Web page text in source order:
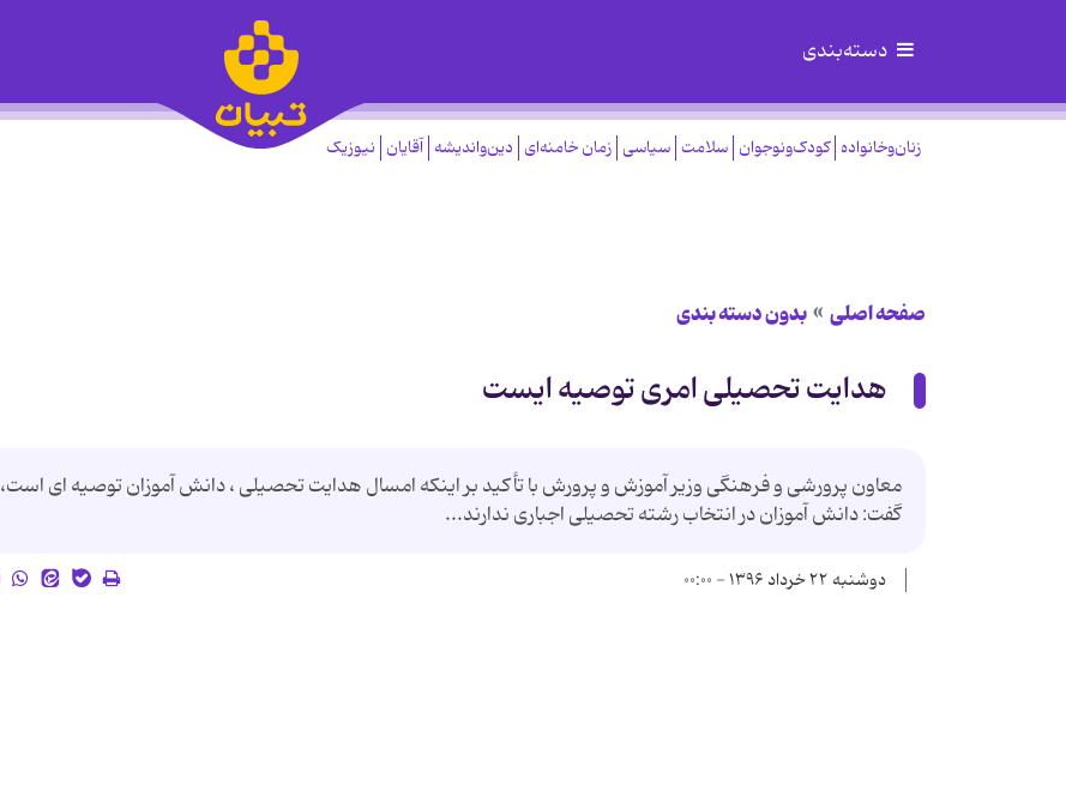
دسته‌بندی
زنان‌وخانواده کودک‌ونوجوان سلامت سیاسی زمان خامنه‌ای دین‌واندیشه آقایان نیوزیک
صفحه اصلی بدون دسته بندی
هدایت تحصیلی امری توصیه ایست
معاون پرورشی و فرهنگی وزیر آموزش و پرورش با تأكید بر اینكه امسال هدایت تحصیلی ، دانش آموزان توصیه ای است،
گفت: دانش آموزان در انتخاب رشته تحصیلی اجباری ندارند...
دوشنبه ۲۲ خرداد ۱۳۹۶ - ۰۰:۰۰